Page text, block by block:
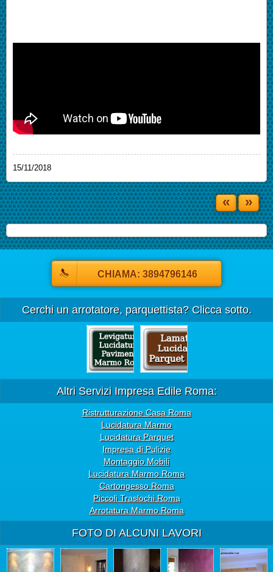
15/11/2018
« »
CHIAMA: 3894796146
Cerchi un arrotatore, parquettista? Clicca sotto.
Altri Servizi Impresa Edile Roma:
Ristrutturazione Casa Roma
Lucidatura Marmo
Lucidatura Parquet
Impresa di Pulizie
Montaggio Mobili
Lucidatura Marmo Roma
Cartongesso Roma
Piccoli Traslochi Roma
Arrotatura Marmo Roma
FOTO DI ALCUNI LAVORI